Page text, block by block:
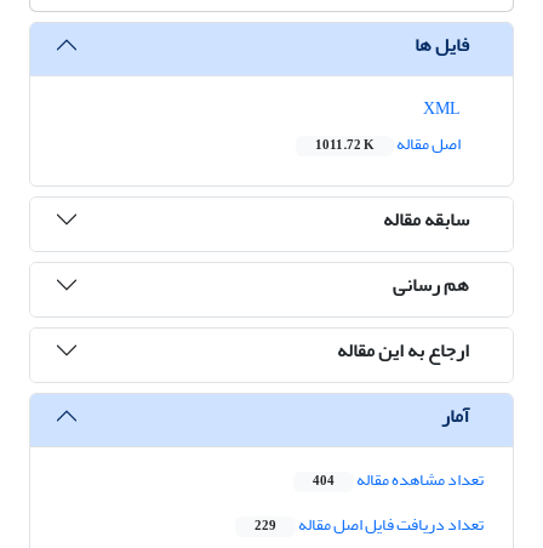
فایل ها
اصل مقاله
1011.72 K
سابقه مقاله
هم رسانی
ارجاع به این مقاله
آمار
تعداد مشاهده مقاله 404
تعداد دریافت فایل اصل مقاله 229